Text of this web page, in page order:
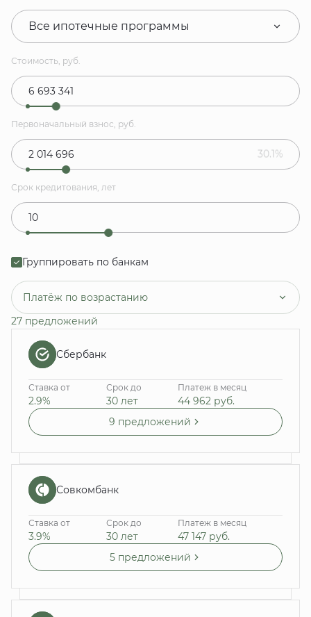
Все ипотечные программы
Стоимость, руб.
Первоначальный взнос, руб.
30.1%
Срок кредитования, лет
Группировать по банкам
Платёж по возрастанию
27 предложений
Сбербанк
Ставка от
2.9%
Срок до
30 лет
Платеж в месяц
44 962 руб.
9 предложений
Совкомбанк
Ставка от
3.9%
Срок до
30 лет
Платеж в месяц
47 147 руб.
5 предложений